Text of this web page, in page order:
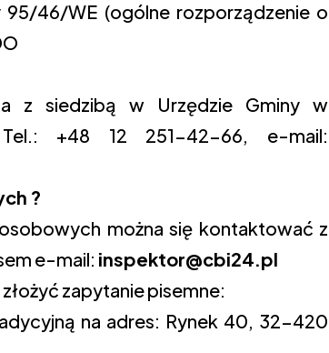
46/WE (ogólne rozporządzenie o
z siedzibą w Urzędzie Gminy w
+48 12 251-42-66, e-mail:
?
można się kontaktować z
e-mail: inspektor@cbi24.pl
zapytanie pisemne:
na adres: Rynek 40, 32-420